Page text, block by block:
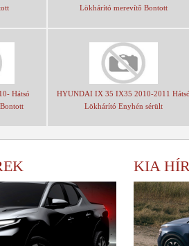
Lökhárító merevítő Bontott
Hátsó
HYUNDAI IX 35 IX35 2010-2011
Lökhárító Enyhén sérült
KIA